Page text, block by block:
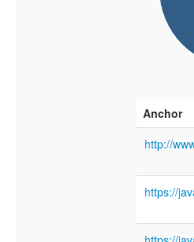
Anchor
http://
https://